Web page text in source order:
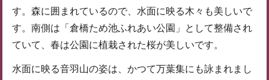
す。森に囲まれているので、水面に映る木々も美しいで
す。南側は「倉橋ため池ふれあい公園」として整備され
ていて、春は公園に植栽された桜が美しいです。
水面に映る音羽山の姿は、かつて万葉集にも詠まれまし